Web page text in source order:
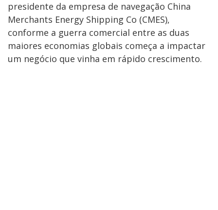
presidente da empresa de navegação China
Merchants Energy Shipping Co (CMES),
conforme a guerra comercial entre as duas
maiores economias globais começa a impactar
um negócio que vinha em rápido crescimento.